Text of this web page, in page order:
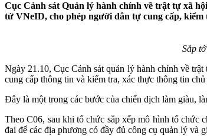
Cục Cảnh sát Quản lý hành chính về trật tự xã
tử VNeID, cho phép người dân tự cung cấp, kiểm
Sắp
Ngày 21.10, Cục Cảnh sát quản lý hành chính về
cung cấp thông tin và kiểm tra, xác thực thông tin
Đây là một trong các bước của chiến dịch làm giàu,
Theo C06, sau khi tổ chức sắp xếp mô hình tổ chức
đai để các địa phương có đầy đủ công cụ quản lý và